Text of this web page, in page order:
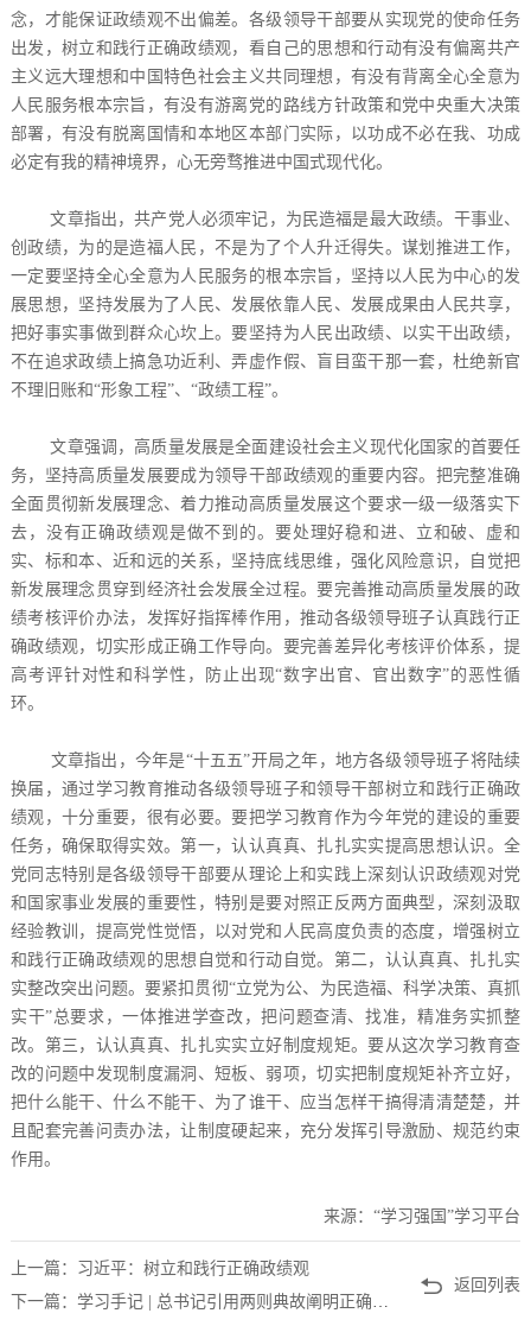
念，才能保证政绩观不出偏差。各级领导干部要从实现党的使命任务
出发，树立和践行正确政绩观，看自己的思想和行动有没有偏离共产
主义远大理想和中国特色社会主义共同理想，有没有背离全心全意为
人民服务根本宗旨，有没有游离党的路线方针政策和党中央重大决策
部署，有没有脱离国情和本地区本部门实际，以功成不必在我、功成
必定有我的精神境界，心无旁骛推进中国式现代化。
文章指出，共产党人必须牢记，为民造福是最大政绩。干事业、
创政绩，为的是造福人民，不是为了个人升迁得失。谋划推进工作，
一定要坚持全心全意为人民服务的根本宗旨，坚持以人民为中心的发
展思想，坚持发展为了人民、发展依靠人民、发展成果由人民共享，
把好事实事做到群众心坎上。要坚持为人民出政绩、以实干出政绩，
不在追求政绩上搞急功近利、弄虚作假、盲目蛮干那一套，杜绝新官
不理旧账和“形象工程”、“政绩工程”。
文章强调，高质量发展是全面建设社会主义现代化国家的首要任
务，坚持高质量发展要成为领导干部政绩观的重要内容。把完整准确
全面贯彻新发展理念、着力推动高质量发展这个要求一级一级落实下
去，没有正确政绩观是做不到的。要处理好稳和进、立和破、虚和
实、标和本、近和远的关系，坚持底线思维，强化风险意识，自觉把
新发展理念贯穿到经济社会发展全过程。要完善推动高质量发展的政
绩考核评价办法，发挥好指挥棒作用，推动各级领导班子认真践行正
确政绩观，切实形成正确工作导向。要完善差异化考核评价体系，提
高考评针对性和科学性，防止出现“数字出官、官出数字”的恶性循
环。
文章指出，今年是“十五五”开局之年，地方各级领导班子将陆续
换届，通过学习教育推动各级领导班子和领导干部树立和践行正确政
绩观，十分重要，很有必要。要把学习教育作为今年党的建设的重要
任务，确保取得实效。第一，认认真真、扎扎实实提高思想认识。全
党同志特别是各级领导干部要从理论上和实践上深刻认识政绩观对党
和国家事业发展的重要性，特别是要对照正反两方面典型，深刻汲取
经验教训，提高党性觉悟，以对党和人民高度负责的态度，增强树立
和践行正确政绩观的思想自觉和行动自觉。第二，认认真真、扎扎实
实整改突出问题。要紧扣贯彻“立党为公、为民造福、科学决策、真抓
实干”总要求，一体推进学查改，把问题查清、找准，精准务实抓整
改。第三，认认真真、扎扎实实立好制度规矩。要从这次学习教育查
改的问题中发现制度漏洞、短板、弱项，切实把制度规矩补齐立好，
把什么能干、什么不能干、为了谁干、应当怎样干搞得清清楚楚，并
且配套完善问责办法，让制度硬起来，充分发挥引导激励、规范约束
作用。
来源：“学习强国”学习平台
返回列表
上一篇：习近平：树立和践行正确政绩观